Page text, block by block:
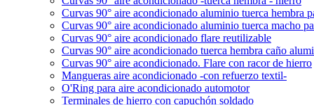
Curvas 90° aire acondicionado aluminio tuerca hembra
Curvas 90° aire acondicionado aluminio tuerca macho
Curvas 90° aire acondicionado flare reutilizable
Curvas 90° aire acondicionado tuerca hembra caño
Curvas 90° aire acondicionado. Flare con racor de hierro
Mangueras aire acondicionado -con refuerzo textil-
O'Ring para aire acondicionado automotor
Terminales de hierro con capuchón soldado